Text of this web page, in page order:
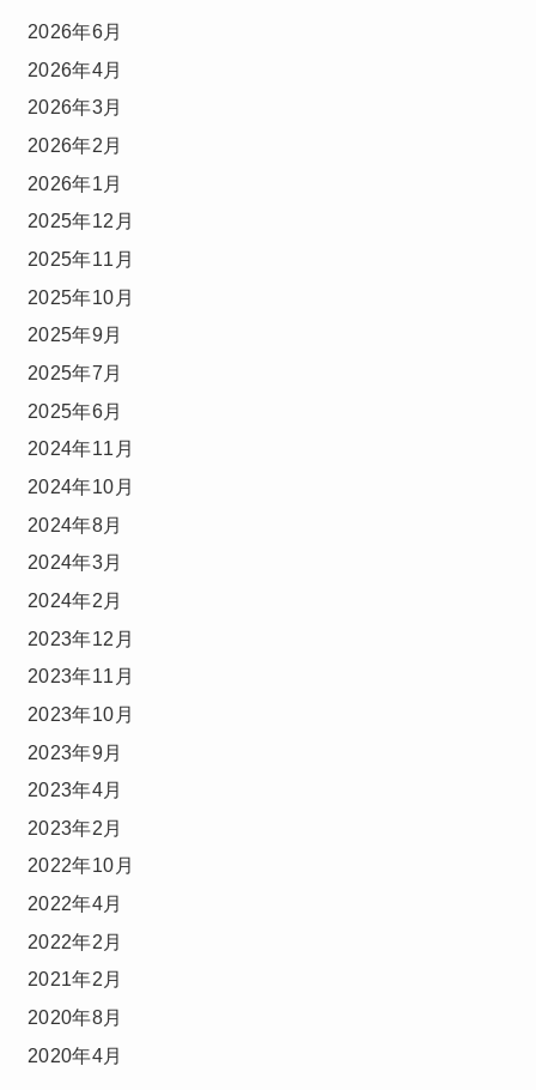
2026年6月
2026年4月
2026年3月
2026年2月
2026年1月
2025年12月
2025年11月
2025年10月
2025年9月
2025年7月
2025年6月
2024年11月
2024年10月
2024年8月
2024年3月
2024年2月
2023年12月
2023年11月
2023年10月
2023年9月
2023年4月
2023年2月
2022年10月
2022年4月
2022年2月
2021年2月
2020年8月
2020年4月